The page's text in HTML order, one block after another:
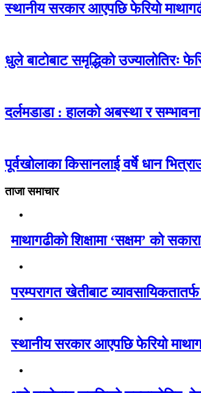
स्थानीय सरकार आएपछि फेरियो
धुले बाटोबाट समृद्धिको उज्यालोतिरः
दर्लमडाडा : हालको अबस्था र सम्भावना
पूर्वखोलाका किसानलाई वर्षे धान
ताजा समाचार
माथागढीको शिक्षामा ‘सक्षम’ को
परम्परागत खेतीबाट व्यावसायिकतातर्फ
स्थानीय सरकार आएपछि फेरियो